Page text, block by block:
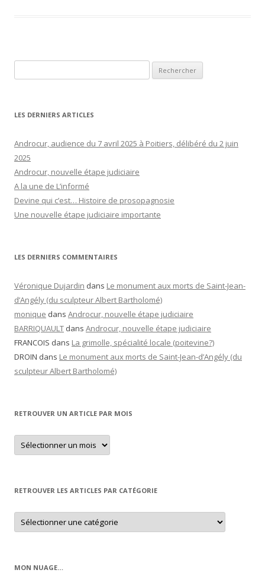
LES DERNIERS ARTICLES
Androcur, audience du 7 avril 2025 à Poitiers, délibéré du 2 juin
2025
Androcur, nouvelle étape judiciaire
A la une de L’informé
Devine qui c’est… Histoire de prosopagnosie
Une nouvelle étape judiciaire importante
LES DERNIERS COMMENTAIRES
Véronique Dujardin dans Le monument aux morts de Saint-Jean-
d’Angély (du sculpteur Albert Bartholomé)
monique dans Androcur, nouvelle étape judiciaire
BARRIQUAULT dans Androcur, nouvelle étape judiciaire
FRANCOIS dans La grimolle, spécialité locale (poitevine?)
DROIN dans Le monument aux morts de Saint-Jean-d’Angély (du
sculpteur Albert Bartholomé)
RETROUVER UN ARTICLE PAR MOIS
Retrouver
un
article
RETROUVER LES ARTICLES PAR CATÉGORIE
Retrouver
les
articles
MON NUAGE…